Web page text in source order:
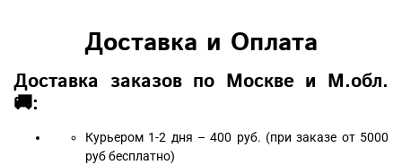
Доставка и Оплата
Доставка заказов по Москве и М.обл.
🚚:
Курьером 1-2 дня – 400 руб. (при заказе от 5000
руб бесплатно)